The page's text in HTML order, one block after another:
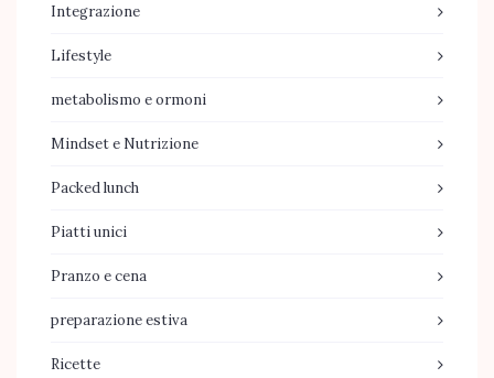
Integrazione
Lifestyle
metabolismo e ormoni
Mindset e Nutrizione
Packed lunch
Piatti unici
Pranzo e cena
preparazione estiva
Ricette